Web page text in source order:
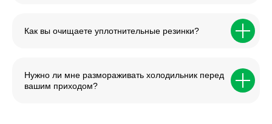
Как вы очищаете уплотнительные резинки?
Нужно ли мне размораживать холодильник перед
вашим приходом?